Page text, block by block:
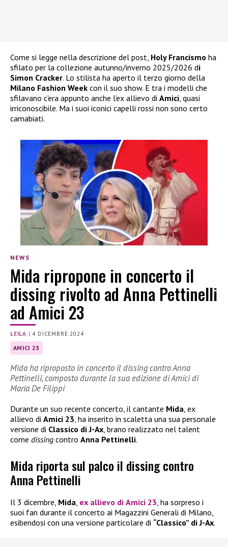
Come si legge nella descrizione del post, Holy Francismo ha
sfilato per la collezione autunno/inverno 2025/2026 di
Simon Cracker. Lo stilista ha aperto il terzo giorno della
Milano Fashion Week con il suo show. E tra i modelli che
sfilavano c’era appunto anche l’ex allievo di Amici, quasi
irriconoscibile. Ma i suoi iconici capelli rossi non sono certo
camabiati.
NEWS
Mida ripropone in concerto il
dissing rivolto ad Anna Pettinelli
ad Amici 23
LEILA |4 DICEMBRE 2024
AMICI 23
Mida ha riproposto in concerto il dissing contro Anna
Pettinelli, composto durante la sua edizione di Amici di
Maria De Filippi
Durante un suo recente concerto, il cantante Mida, ex
allievo di Amici 23, ha inserito in scaletta una sua personale
versione di Classico di J-Ax, brano realizzato nel talent
come dissing contro Anna Pettinelli.
Mida riporta sul palco il dissing contro
Anna Pettinelli
Il 3 dicembre, Mida ex allievo di Amici 23 , ha sorpreso i
suoi fan durante il concerto ai Magazzini Generali di Milano,
esibendosi con una versione particolare di “Classico” di J-Ax.